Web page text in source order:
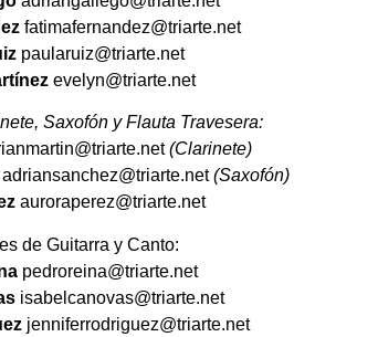
fatimafernandez@triarte.net
paularuiz@triarte.net
evelyn@triarte.net
Saxofón y Flauta Travesera:
(Clarinete)
adriansanchez@triarte.net(Saxofón)
auroraperez@triarte.net
de Guitarra y Canto:
pedroreina@triarte.net
isabelcanovas@triarte.net
jenniferrodriguez@triarte.net